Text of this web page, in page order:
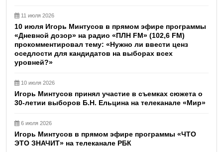
11 июля 2026
10 июля Игорь Минтусов в прямом эфире программы
«Дневной дозор» на радио «ПЛН FM» (102,6 FM)
прокомментировал тему: «Нужно ли ввести ценз
оседлости для кандидатов на выборах всех
уровней?»
10 июля 2026
Игорь Минтусов принял участие в съемках сюжета о
30-летии выборов Б.Н. Ельцина на телеканале «Мир»
6 июля 2026
Игорь Минтусов в прямом эфире программы «ЧТО
ЭТО ЗНАЧИТ» на телеканале РБК